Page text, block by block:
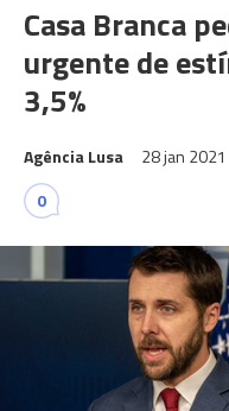
Casa Branca
urgente de
3,5%
Agência Lusa 28 jan 2021
0